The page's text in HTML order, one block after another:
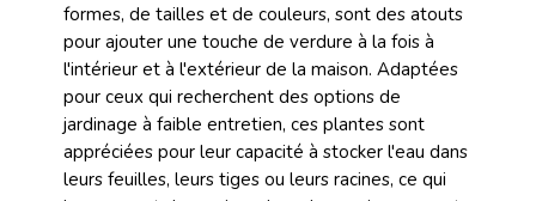
formes, de tailles et de couleurs, sont des atouts
pour ajouter une touche de verdure à la fois à
l'intérieur et à l'extérieur de la maison. Adaptées
pour ceux qui recherchent des options de
jardinage à faible entretien, ces plantes sont
appréciées pour leur capacité à stocker l'eau dans
leurs feuilles, leurs tiges ou leurs racines, ce qui